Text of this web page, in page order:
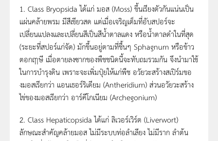
1. Class Bryopsida ได้แก่ มอส (Moss) ขึ้นเรียงตัวกันแน่นเป็น
แผ่นคล้ายพรม มีสีเขียวสด แต่เมื่อเจริญเต็มที่อับสปอร์จะ
เปลี่ยนแปลงและเปลี่ยนสีเป็นสีน้ำตาลแดง หรือน้ำตาลดำในที่สุด
(ระยะที่สปอร์แก่จัด) มักขึ้นอยู่ตามที่ชื้นๆ Sphagnum หรือข้าว
ตอกฤาษี เมื่อตายลงซากของพืชชนิดนี้จะทับถมรวมกัน จึงนำมาใช้
ในการบำรุงดิน เพราะจะเพิ่มปุ๋ยให้แก่พืช อวัยวะสร้างสเปิร์มขอ
งมอสเรียกว่า แอนเธอร์ริเดียม (Antheridium) ส่วนอวัยวะสร้าง
ไข่ของมอสเรียกว่า อาร์คีโกเนียม (Archegonium)
2. Class Hepaticopsida ได้แก่ ลิเวอร์เวิร์ต (Liverwort)
ลักษณะสำคัญคล้ายมอส ไม่มีระบบท่อลำเลียง ไม่มีราก ลำต้น